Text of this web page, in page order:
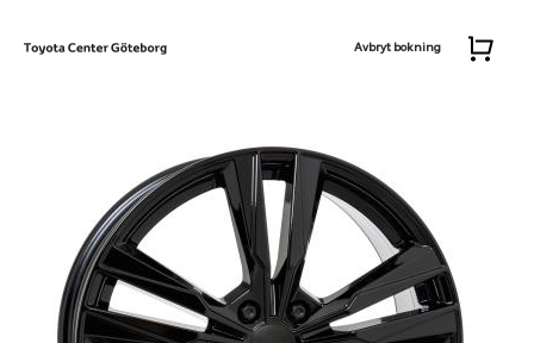
Avbryt bokning